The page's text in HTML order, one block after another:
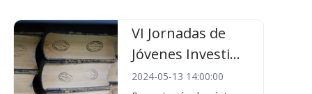
VI Jornadas de
Jóvenes Investi...
2024-05-13 14:00:00